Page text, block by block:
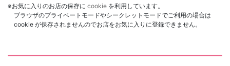
※お気に入りのお店の保存に cookie を利用しています。
ブラウザのプライベートモードやシークレットモードでご利用の場合は
cookie が保存されませんのでお店をお気に入りに登録できません。